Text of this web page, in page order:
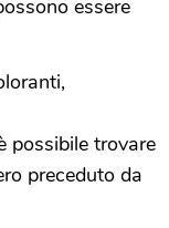
essere
possibile trovare
preceduto da